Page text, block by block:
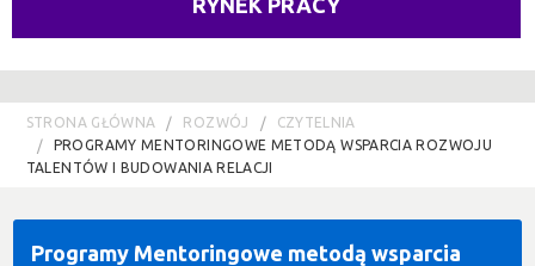
RYNEK PRACY
STRONA GŁÓWNA ROZWÓJ
CZYTELNIA
PROGRAMY MENTORINGOWE METODĄ WSPARCIA ROZWOJU
TALENTÓW I BUDOWANIA RELACJI
Programy Mentoringowe metodą wsparcia